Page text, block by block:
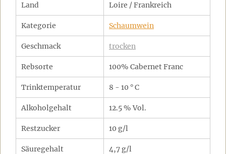
Land Loire / Frankreich
Kategorie Schaumwein
Geschmack trocken
Rebsorte 100% Cabernet Franc
Trinktemperatur 8 - 10 ° C
Alkoholgehalt 12.5 % Vol.
Restzucker 10 g/l
Säuregehalt 4,7 g/l